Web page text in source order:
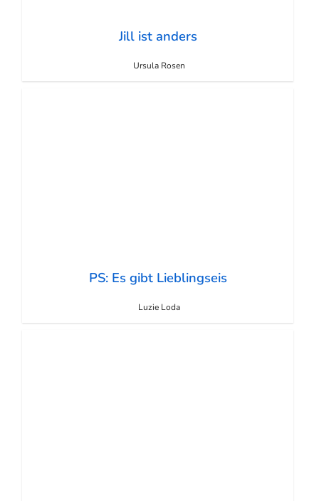
Jill ist anders
Ursula Rosen
PS: Es gibt Lieblingseis
Luzie Loda